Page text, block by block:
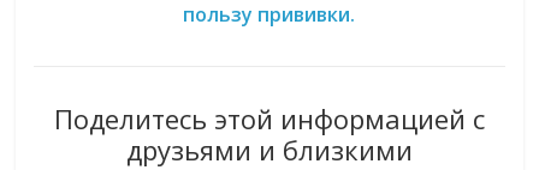
пользу прививки.
Поделитесь этой информацией с
друзьями и близкими